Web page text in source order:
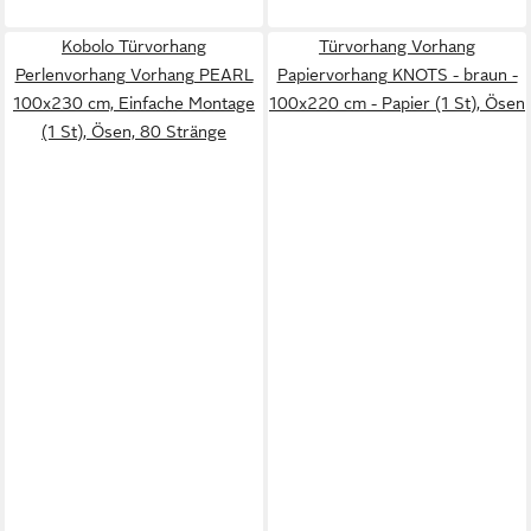
Kobolo Türvorhang
Perlenvorhang Vorhang PEARL
100x230 cm, Einfache Montage
(1 St), Ösen, 80 Stränge
Türvorhang Vorhang
Papiervorhang KNOTS - braun -
100x220 cm - Papier (1 St), Ösen